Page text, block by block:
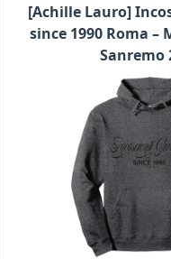
[Achille Lauro]
since 1990 Roma –
Sanremo